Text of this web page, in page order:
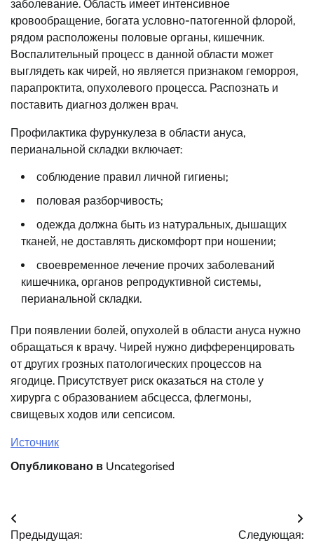
заболевание. Область имеет интенсивное
кровообращение, богата условно-патогенной флорой,
рядом расположены половые органы, кишечник.
Воспалительный процесс в данной области может
выглядеть как чирей, но является признаком геморроя,
парапроктита, опухолевого процесса. Распознать и
поставить диагноз должен врач.
Профилактика фурункулеза в области ануса,
перианальной складки включает:
соблюдение правил личной гигиены;
половая разборчивость;
одежда должна быть из натуральных, дышащих
тканей, не доставлять дискомфорт при ношении;
своевременное лечение прочих заболеваний
кишечника, органов репродуктивной системы,
перианальной складки.
При появлении болей, опухолей в области ануса нужно
обращаться к врачу. Чирей нужно дифференцировать
от других грозных патологических процессов на
ягодице. Присутствует риск оказаться на столе у
хирурга с образованием абсцесса, флегмоны,
свищевых ходов или сепсисом.
Источник
Опубликовано в Uncategorised
Навигация
Предыдущая:
Следующая: